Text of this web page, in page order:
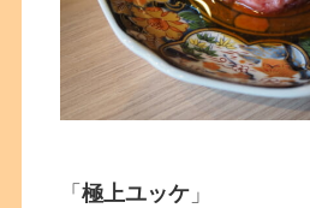
「極上ユッケ 」